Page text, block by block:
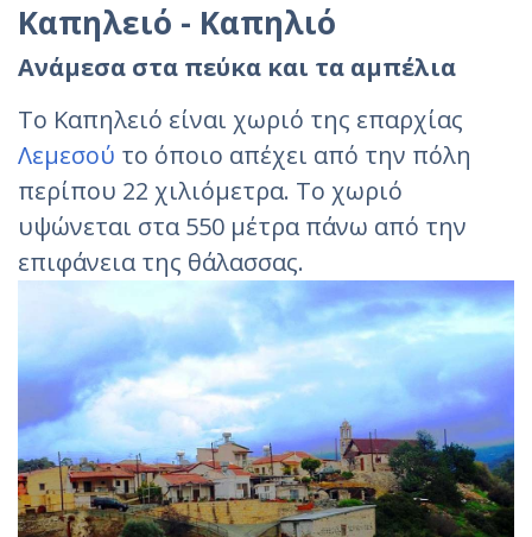
Καπηλειό - Καπηλιό
Ανάμεσα στα πεύκα και τα αμπέλια
Το Καπηλειό είναι χωριό της επαρχίας
Λεμεσού το όποιο απέχει από την πόλη
περίπου 22 χιλιόμετρα. Το χωριό
υψώνεται στα 550 μέτρα πάνω από την
επιφάνεια της θάλασσας.